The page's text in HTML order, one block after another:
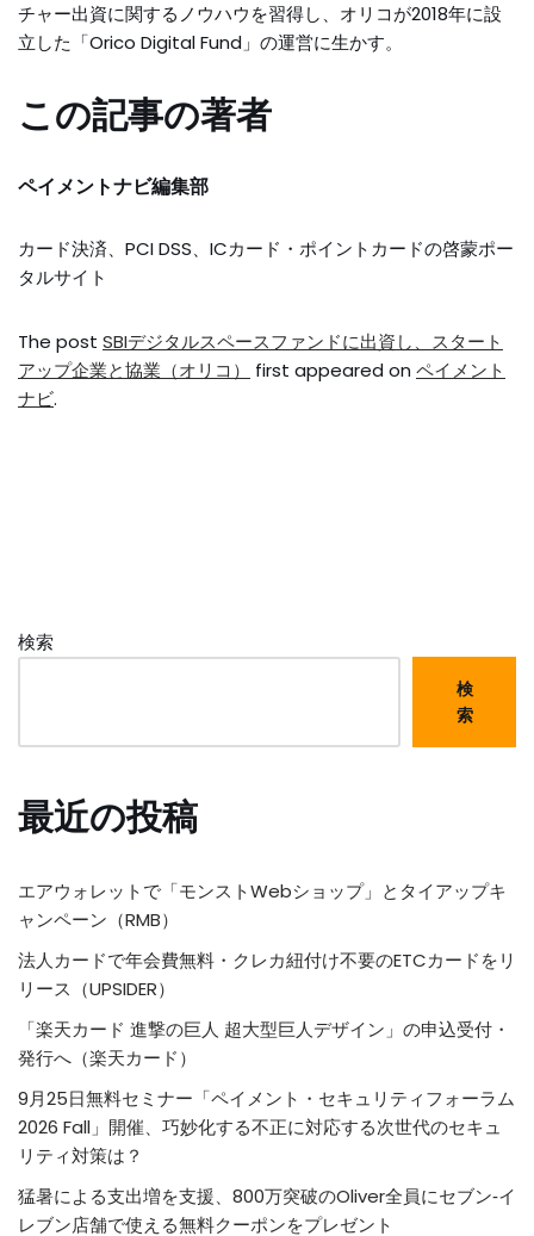
チャー出資に関するノウハウを習得し、オリコが2018年に設
立した「Orico Digital Fund」の運営に生かす。
この記事の著者
ペイメントナビ編集部
カード決済、PCI DSS、ICカード・ポイントカードの啓蒙ポー
タルサイト
The post SBIデジタルスペースファンドに出資し、スタート
アップ企業と協業（オリコ）
first appeared on ペイメント
ナビ.
検索
検
索
最近の投稿
エアウォレットで「モンストWebショップ」とタイアップキ
ャンペーン（RMB）
法人カードで年会費無料・クレカ紐付け不要のETCカードをリ
リース（UPSIDER）
「楽天カード 進撃の巨人 超大型巨人デザイン」の申込受付・
発行へ（楽天カード）
9月25日無料セミナー「ペイメント・セキュリティフォーラム
2026 Fall」開催、巧妙化する不正に対応する次世代のセキュ
リティ対策は？
猛暑による支出増を支援、800万突破のOliver全員にセブン‐イ
レブン店舗で使える無料クーポンをプレゼント